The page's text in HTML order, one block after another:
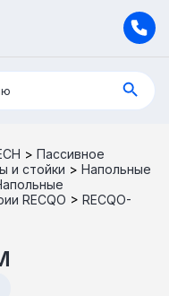
> Пассивное
и стойки > Напольные
RECQO > RECQO-